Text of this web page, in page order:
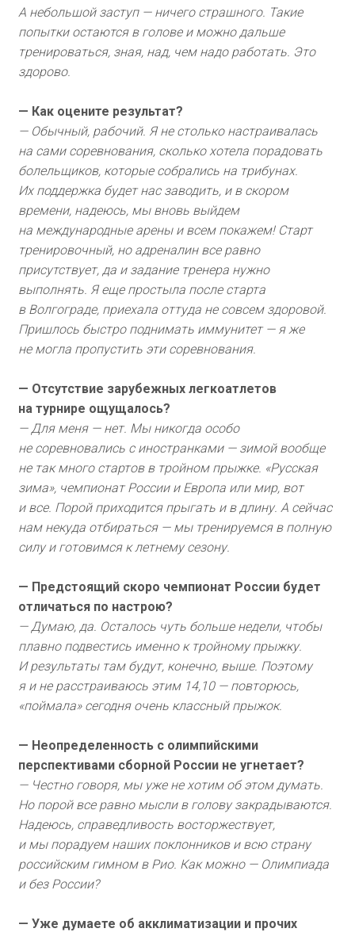
А небольшой заступ — ничего страшного. Такие
попытки остаются в голове и можно дальше
тренироваться, зная, над, чем надо работать. Это
здорово.
— Как оцените результат?
— Обычный, рабочий. Я не столько настраивалась
на сами соревнования, сколько хотела порадовать
болельщиков, которые собрались на трибунах.
Их поддержка будет нас заводить, и в скором
времени, надеюсь, мы вновь выйдем
на международные арены и всем покажем! Старт
тренировочный, но адреналин все равно
присутствует, да и задание тренера нужно
выполнять. Я еще простыла после старта
в Волгограде, приехала оттуда не совсем здоровой.
Пришлось быстро поднимать иммунитет — я же
не могла пропустить эти соревнования.
— Отсутствие зарубежных легкоатлетов
на турнире ощущалось?
— Для меня — нет. Мы никогда особо
не соревновались с иностранками — зимой вообще
не так много стартов в тройном прыжке. «Русская
зима», чемпионат России и Европа или мир, вот
и все. Порой приходится прыгать и в длину. А сейчас
нам некуда отбираться — мы тренируемся в полную
силу и готовимся к летнему сезону.
— Предстоящий скоро чемпионат России будет
отличаться по настрою?
— Думаю, да. Осталось чуть больше недели, чтобы
плавно подвестись именно к тройному прыжку.
И результаты там будут, конечно, выше. Поэтому
я и не расстраиваюсь этим 14,10 — повторюсь,
«поймала» сегодня очень классный прыжок.
— Неопределенность с олимпийскими
перспективами сборной России не угнетает?
— Честно говоря, мы уже не хотим об этом думать.
Но порой все равно мысли в голову закрадываются.
Надеюсь, справедливость восторжествует,
и мы порадуем наших поклонников и всю страну
российским гимном в Рио. Как можно — Олимпиада
и без России?
— Уже думаете об акклиматизации и прочих